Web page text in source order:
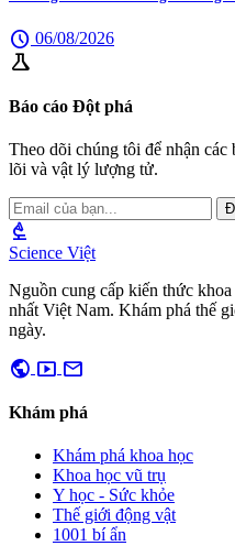
schedule 06/08/2026
science
Báo cáo Đột phá
Theo dõi chúng tôi để nhận các
lõi và vật lý lượng tử.
biotech
Science Việt
Nguồn cung cấp kiến thức
nhất Việt Nam. Khám phá thế
ngày.
public smart_display mail
Khám phá
Khám phá khoa học
Khoa học vũ trụ
Y học - Sức khỏe
Thế giới động vật
1001 bí ẩn